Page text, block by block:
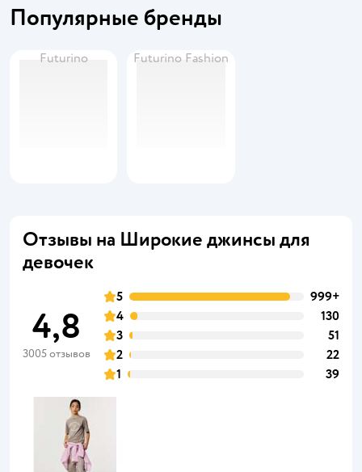
Популярные бренды
Futurino Futurino Fashion
Отзывы на Широкие джинсы для
девочек
4,8
3005 отзывов
5
999+
4
130
3
51
2
22
1
39